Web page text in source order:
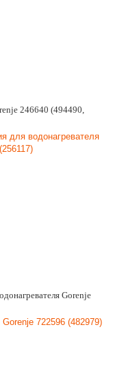
246640 (494490,
Gorenje